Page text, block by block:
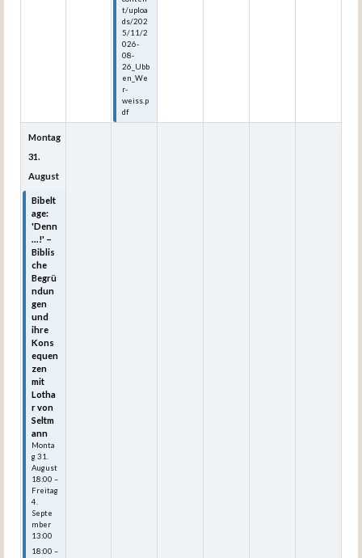
t/uploa
ds/202
5/11/2
026-
08-
26_Ubb
en_We
r-
weiss.p
df
Montag
31.
August
Bibelt
age:
'Denn
...!' –
Biblis
che
Begrü
ndun
gen
und
ihre
Kons
equen
zen
mit
Lotha
r von
Seltm
ann
Monta
g31.
August
18:00 –
Freitag
4.
Septe
mber
13:00
18:00 –